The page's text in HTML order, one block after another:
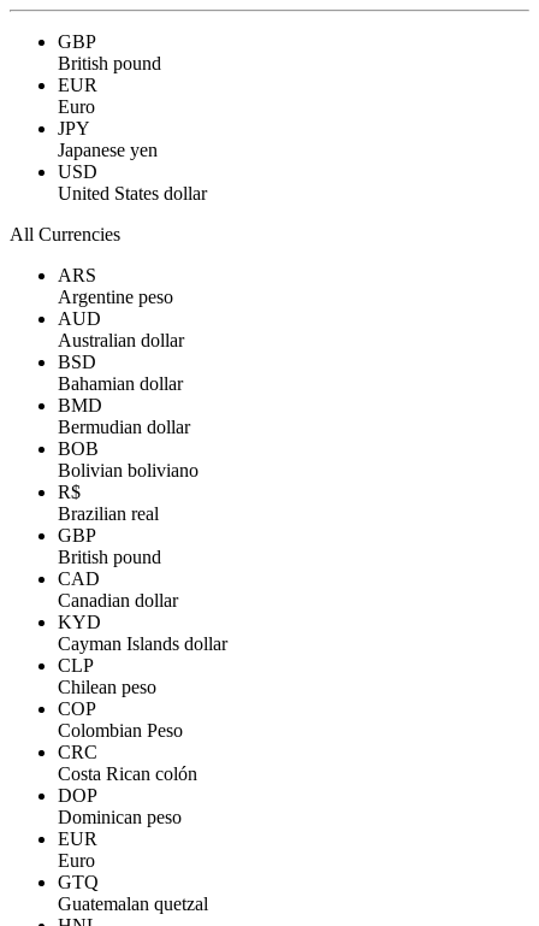
GBP
British pound
EUR
Euro
JPY
Japanese yen
USD
United States dollar
All Currencies
ARS
Argentine peso
AUD
Australian dollar
BSD
Bahamian dollar
BMD
Bermudian dollar
BOB
Bolivian boliviano
R$
Brazilian real
GBP
British pound
CAD
Canadian dollar
KYD
Cayman Islands dollar
CLP
Chilean peso
COP
Colombian Peso
CRC
Costa Rican colón
DOP
Dominican peso
EUR
Euro
GTQ
Guatemalan quetzal